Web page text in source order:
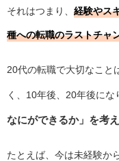
それはつまり、 経験やス
種への転職のラストチャ
20代の転職で大切なこと
く、10年後、20年後に
なにができるか」を考
たとえば、今は未経験か